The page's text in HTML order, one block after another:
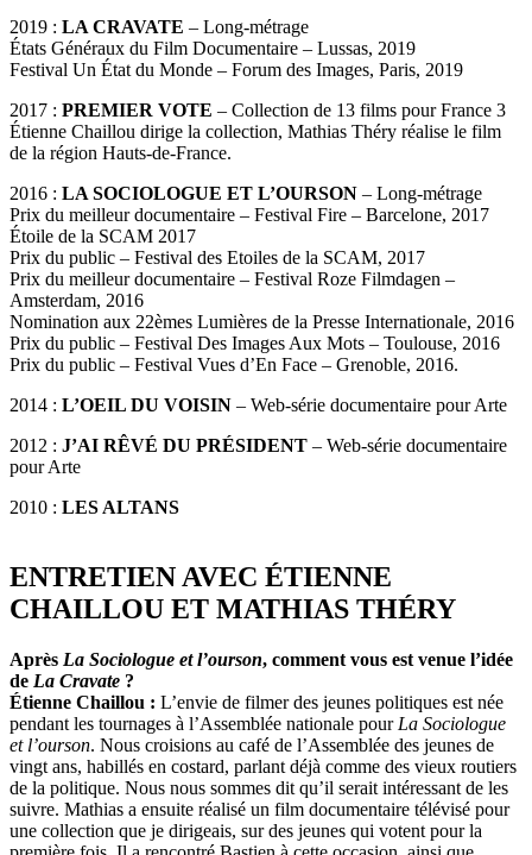
2019 : LA CRAVATE – Long-métrage
États Généraux du Film Documentaire – Lussas, 2019
Festival Un État du Monde – Forum des Images, Paris, 2019
2017 : PREMIER VOTE – Collection de 13 films pour France 3
Étienne Chaillou dirige la collection, Mathias Théry réalise le film
de la région Hauts-de-France.
2016 : LA SOCIOLOGUE ET L’OURSON – Long-métrage
Prix du meilleur documentaire – Festival Fire – Barcelone, 2017
Étoile de la SCAM 2017
Prix du public – Festival des Etoiles de la SCAM, 2017
Prix du meilleur documentaire – Festival Roze Filmdagen –
Amsterdam, 2016
Nomination aux 22èmes Lumières de la Presse Internationale, 2016
Prix du public – Festival Des Images Aux Mots – Toulouse, 2016
Prix du public – Festival Vues d’En Face – Grenoble, 2016.
2014 : L’OEIL DU VOISIN – Web-série documentaire pour Arte
2012 : J’AI RÊVÉ DU PRÉSIDENT – Web-série documentaire
pour Arte
2010 : LES ALTANS
ENTRETIEN AVEC ÉTIENNE
CHAILLOU ET MATHIAS THÉRY
Après La Sociologue et l’ourson, comment vous est venue l’idée
de La Cravate ?
Étienne Chaillou : L’envie de filmer des jeunes politiques est née
pendant les tournages à l’Assemblée nationale pour La Sociologue
et l’ourson. Nous croisions au café de l’Assemblée des jeunes de
vingt ans, habillés en costard, parlant déjà comme des vieux routiers
de la politique. Nous nous sommes dit qu’il serait intéressant de les
suivre. Mathias a ensuite réalisé un film documentaire télévisé pour
une collection que je dirigeais, sur des jeunes qui votent pour la